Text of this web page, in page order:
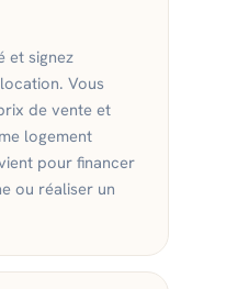
et signez
Vous
de vente et
logement
pour financer
ou réaliser un